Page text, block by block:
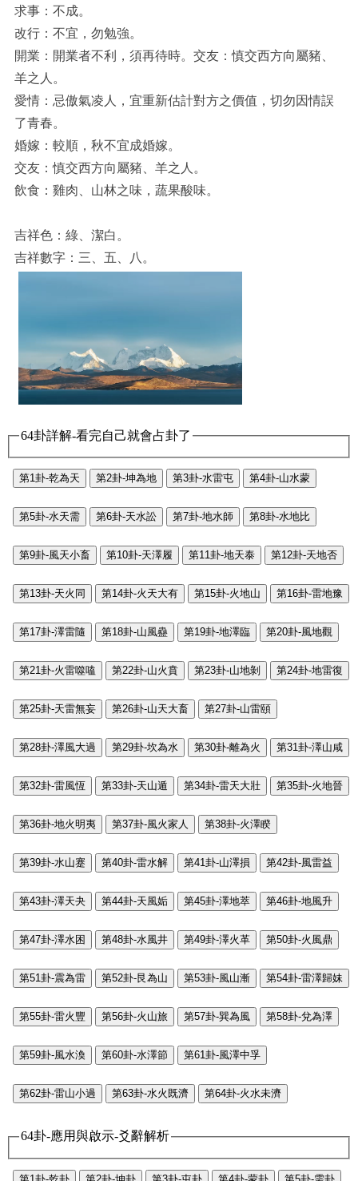
求事：不成。
改行：不宜，勿勉強。
開業：開業者不利，須再待時。交友：慎交西方向屬豬、
羊之人。
愛情：忌傲氣凌人，宜重新估計對方之價值，切勿因情誤
了青春。
婚嫁：較順，秋不宜成婚嫁。
交友：慎交西方向屬豬、羊之人。
飲食：雞肉、山林之味，蔬果酸味。
吉祥色：綠、潔白。
吉祥數字：三、五、八。
64卦詳解-看完自己就會占卦了
第1卦-乾為天 第2卦-坤為地 第3卦-水雷屯 第4卦-山水蒙
第5卦-水天需 第6卦-天水訟 第7卦-地水師 第8卦-水地比
第9卦-風天小畜 第10卦-天澤履 第11卦-地天泰 第12卦-天地否
第13卦-天火同 第14卦-火天大有 第15卦-火地山 第16卦-雷地豫
第17卦-澤雷隨 第18卦-山風蠱 第19卦-地澤臨 第20卦-風地觀
第21卦-火雷噬嗑 第22卦-山火賁 第23卦-山地剝 第24卦-地雷復
第25卦-天雷無妄 第26卦-山天大畜 第27卦-山雷頤
第28卦-澤風大過 第29卦-坎為水 第30卦-離為火 第31卦-澤山咸
第32卦-雷風恆 第33卦-天山遁 第34卦-雷天大壯 第35卦-火地晉
第36卦-地火明夷 第37卦-風火家人 第38卦-火澤睽
第39卦-水山蹇 第40卦-雷水解 第41卦-山澤損 第42卦-風雷益
第43卦-澤天夬 第44卦-天風姤 第45卦-澤地萃 第46卦-地風升
第47卦-澤水困 第48卦-水風井 第49卦-澤火革 第50卦-火風鼎
第51卦-震為雷 第52卦-艮為山 第53卦-風山漸 第54卦-雷澤歸妹
第55卦-雷火豐 第56卦-火山旅 第57卦-巽為風 第58卦-兌為澤
第59卦-風水渙 第60卦-水澤節 第61卦-風澤中孚
第62卦-雷山小過 第63卦-水火既濟 第64卦-火水未濟
64卦-應用與啟示-爻辭解析